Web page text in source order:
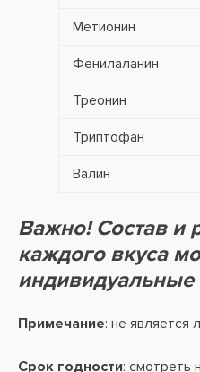
Метионин
Фенилаланин
Треонин
Триптофан
Валин
Важно! Состав и
каждого вкуса
индивидуальные
Примечание: не является
Срок годности: смотреть